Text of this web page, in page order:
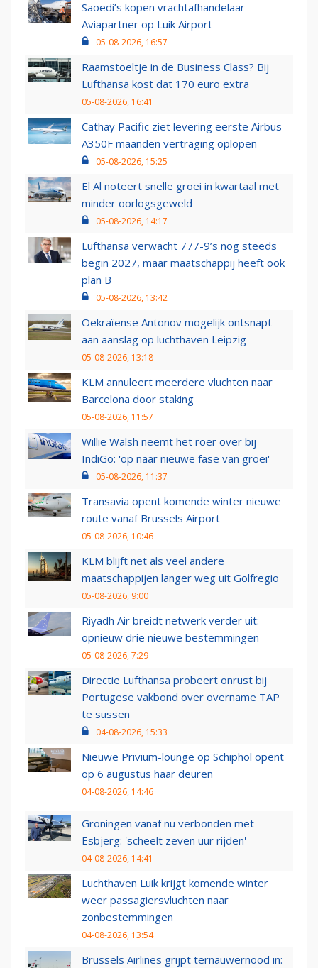
Saoedi’s kopen vrachtafhandelaar
Aviapartner op Luik Airport
05-08-2026, 16:57
Raamstoeltje in de Business Class? Bij
Lufthansa kost dat 170 euro extra
05-08-2026, 16:41
Cathay Pacific ziet levering eerste Airbus
A350F maanden vertraging oplopen
05-08-2026, 15:25
El Al noteert snelle groei in kwartaal met
minder oorlogsgeweld
05-08-2026, 14:17
Lufthansa verwacht 777-9’s nog steeds
begin 2027, maar maatschappij heeft ook
plan B
05-08-2026, 13:42
Oekraïense Antonov mogelijk ontsnapt
aan aanslag op luchthaven Leipzig
05-08-2026, 13:18
KLM annuleert meerdere vluchten naar
Barcelona door staking
05-08-2026, 11:57
Willie Walsh neemt het roer over bij
IndiGo: 'op naar nieuwe fase van groei'
05-08-2026, 11:37
Transavia opent komende winter nieuwe
route vanaf Brussels Airport
05-08-2026, 10:46
KLM blijft net als veel andere
maatschappijen langer weg uit Golfregio
05-08-2026, 9:00
Riyadh Air breidt netwerk verder uit:
opnieuw drie nieuwe bestemmingen
05-08-2026, 7:29
Directie Lufthansa probeert onrust bij
Portugese vakbond over overname TAP
te sussen
04-08-2026, 15:33
Nieuwe Privium-lounge op Schiphol opent
op 6 augustus haar deuren
04-08-2026, 14:46
Groningen vanaf nu verbonden met
Esbjerg: 'scheelt zeven uur rijden'
04-08-2026, 14:41
Luchthaven Luik krijgt komende winter
weer passagiersvluchten naar
zonbestemmingen
04-08-2026, 13:54
Brussels Airlines grijpt ternauwernood in: